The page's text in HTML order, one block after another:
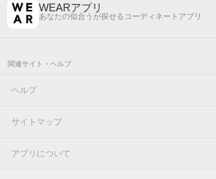
WEARアプリ
あなたの似合うが探せるコーディネートアプリ
関連サイト・ヘルプ
ヘルプ
サイトマップ
アプリについて